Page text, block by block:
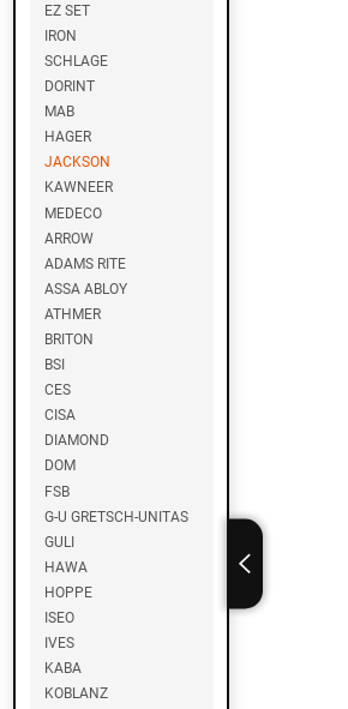
EZ SET
IRON
SCHLAGE
DORINT
MAB
HAGER
JACKSON
KAWNEER
MEDECO
ARROW
ADAMS RITE
ASSA ABLOY
ATHMER
BRITON
BSI
CES
CISA
DIAMOND
DOM
FSB
G-U GRETSCH-UNITAS
GULI
HAWA
HOPPE
ISEO
IVES
KABA
KOBLANZ
N
E
W
S
T
A
B
E
M
E
T
A
L
E
D
M
W
A